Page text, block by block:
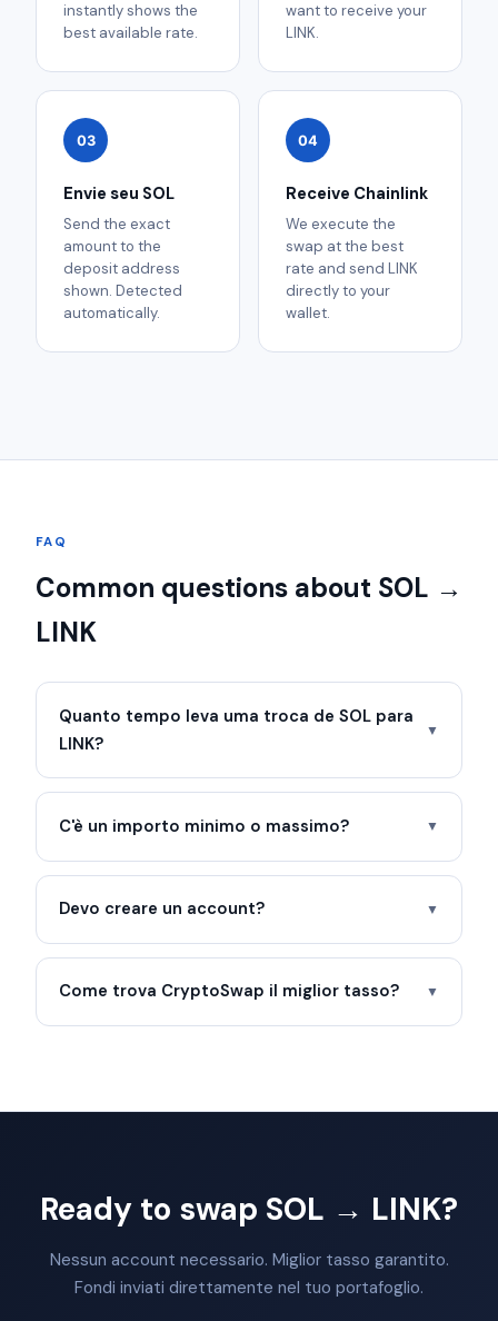
instantly shows the
best available rate.
want to receive your
LINK.
03
Envie seu SOL
Send the exact
amount to the
deposit address
shown. Detected
automatically.
04
Receive Chainlink
We execute the
swap at the best
rate and send LINK
directly to your
wallet.
FAQ
Common questions about SOL →
LINK
Quanto tempo leva uma troca de SOL para
LINK?
▼
C'è un importo minimo o massimo? ▼
Devo creare un account? ▼
Come trova CryptoSwap il miglior tasso? ▼
Ready to swap SOL → LINK?
Nessun account necessario. Miglior tasso garantito.
Fondi inviati direttamente nel tuo portafoglio.